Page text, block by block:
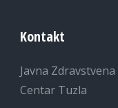
Kontakt
Javna
Centar Tuzla